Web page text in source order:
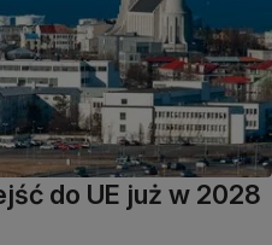
do UE już w 2028